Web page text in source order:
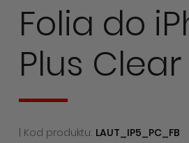
Folia do
Plus Clear
| Kod produktu: LAUT_IP5_PC_FB